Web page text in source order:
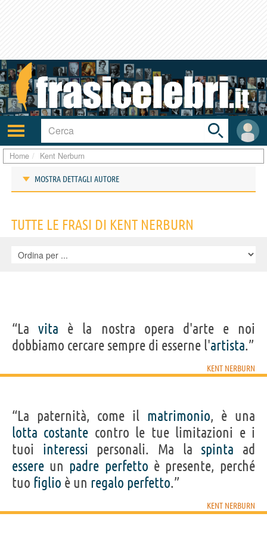
Attiva/disattiva
navigazione
User
area
Toggle
search
bar
Home Kent Nerburn
MOSTRA DETTAGLI AUTORE
IDENTIKIT E DATI ANAGRAFICI
Nome
Cognome Nerburn
Nazionalità statunitense
Acquista libri di Kent Nerburn su
Frasi, citazioni e aforismi di Kent Nerburn
3IN ITALIANO
“La paternità, come il matrimonio, è una lotta
TUTTE LE FRASI DI KENT NERBURN
“Lavita è la nostra opera d'arte e noi
dobbiamo cercare sempre di esserne l'artista.”
KENT NERBURN
“La paternità, come il matrimonio, è una
lotta costante contro le tue limitazioni e i
tuoi interessi personali. Ma la spinta ad
essere un padre perfetto è presente, perché
tuo figlio è un regalo perfetto.”
KENT NERBURN